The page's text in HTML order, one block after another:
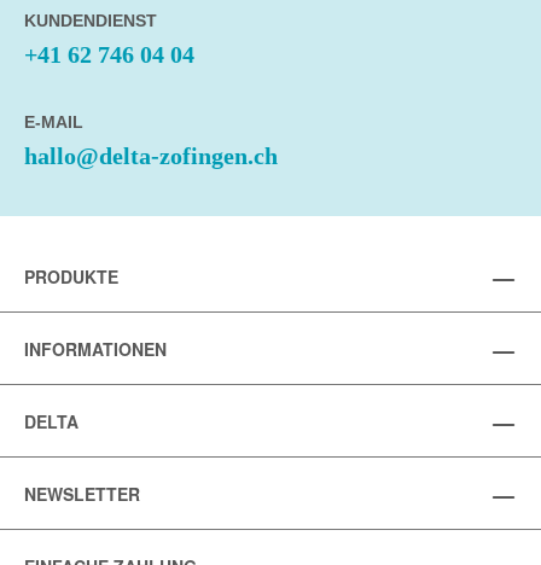
KUNDENDIENST
+41 62 746 04 04
E-MAIL
hallo@delta-zofingen.ch
PRODUKTE
INFORMATIONEN
DELTA
NEWSLETTER